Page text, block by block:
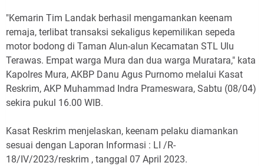
"Kemarin Tim Landak berhasil mengamankan keenam
remaja, terlibat transaksi sekaligus kepemilikan sepeda
motor bodong di Taman Alun-alun Kecamatan STL Ulu
Terawas. Empat warga Mura dan dua warga Muratara," kata
Kapolres Mura, AKBP Danu Agus Purnomo melalui Kasat
Reskrim, AKP Muhammad Indra Prameswara, Sabtu (08/04)
sekira pukul 16.00 WIB.
Kasat Reskrim menjelaskan, keenam pelaku diamankan
sesuai dengan Laporan Informasi : LI /R-
18/IV/2023/reskrim , tanggal 07 April 2023.